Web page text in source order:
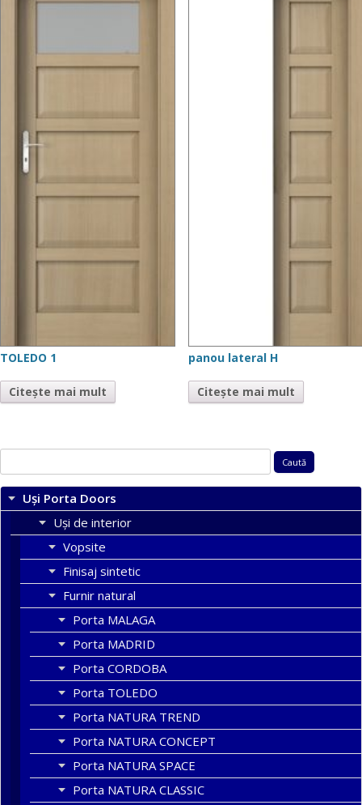
TOLEDO 1
Citește mai mult
panou lateral H
Citește mai mult
după:
Uși Porta Doors
Uși de interior
Vopsite
Finisaj sintetic
Furnir natural
Porta MALAGA
Porta MADRID
Porta CORDOBA
Porta TOLEDO
Porta NATURA TREND
Porta NATURA CONCEPT
Porta NATURA SPACE
Porta NATURA CLASSIC